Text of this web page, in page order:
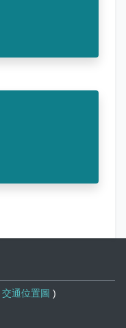
交通位置圖 )